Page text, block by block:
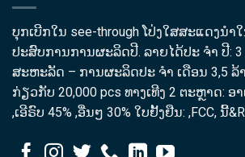
ບຸກເບີກໃນ see-through ໂປ່ງໃສສະແດງນໍາ
ປະສົບການການຜະລິດປີ. ລາຍໄດ້ປະ ຈຳ ປີ: 3
ສະຫະລັດ – ການຜະລິດປະ ຈຳ ເດືອນ 3,5 ລ້
ກ່ຽວກັບ 20,000 pcs ທາງເທີງ 2 ຕະຫຼາດ: ອ
,ເອີຣົບ 45% ,ອື່ນໆ 30% ໃບຢັ້ງຢືນ: ,FCC, ນີ້